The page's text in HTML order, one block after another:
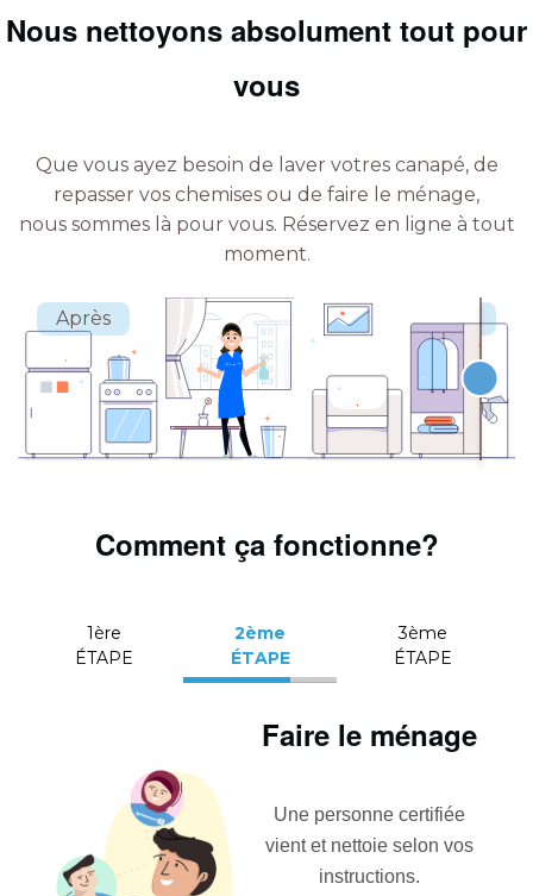
Nous nettoyons absolument tout pour
vous
Que vous ayez besoin de laver votres canapé, de
repasser vos chemises ou de faire le ménage,
nous sommes là pour vous. Réservez en ligne à tout
moment.
Comment ça fonctionne?
1ère
ÉTAPE
2ème
ÉTAPE
3ème
ÉTAPE
Faire le ménage
Une personne certifiée
vient et nettoie selon vos
instructions.